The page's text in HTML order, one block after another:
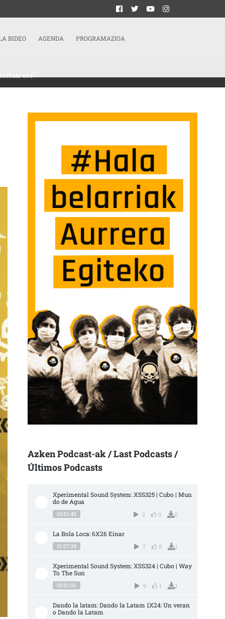
BIDEO AGENDA PROGRAMAZIOA
ere”
NAZIOARTEKOTZEA SUSTATZEN DA EUSKAL HERRIAN ERE” SARRERAN
Azken Podcast-ak / Last Podcasts /
Últimos Podcasts
Xperimental Sound System: XSS325 | Cubo | Mun
do de Agua
00:51:45 2 0 0
La Bola Loca: 6X26 Einar
01:07:39 7 0 1
Xperimental Sound System: XSS324 | Cubo | Way
To The Sun
00:51:00 9 1 1
Dando la latam: Dando la Latam 1X24: Un veran
o Dando la Latam